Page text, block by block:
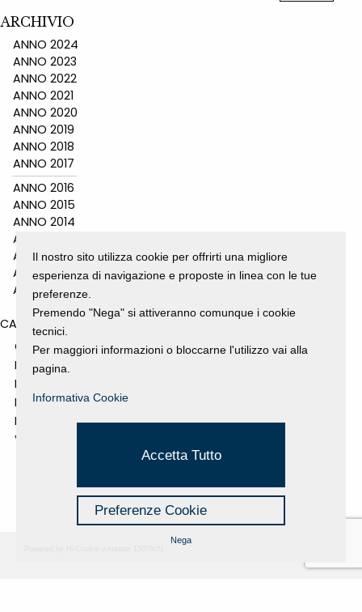
ARCHIVIO
ANNO 2024
ANNO 2023
ANNO 2022
ANNO 2021
ANNO 2020
ANNO 2019
ANNO 2018
ANNO 2017
ANNO 2016
ANNO 2015
ANNO 2014
ANNO 2011
ANNO 2010
ANNO 2009
ANNO 2008
CATEGORIES
GALLERY
MOSTRE E EVENTI
NEWS
PROGETTI SOSTENUTI
RASSEGNA STAMPA
VIDEO
Il nostro sito utilizza cookie per offrirti una migliore
esperienza di navigazione e proposte in linea con le tue
preferenze.
Premendo "Nega" si attiveranno comunque i cookie
tecnici.
Per maggiori informazioni o bloccarne l'utilizzo vai alla
pagina.
Informativa Cookie
Accetta Tutto
Preferenze Cookie
Nega